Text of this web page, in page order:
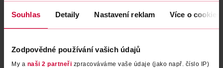
Souhlas Detaily Nastavení reklam Více o cookies
Zodpovědné používání vašich údajů
My a naši 2 partneři zpracováváme vaše údaje (jako např. číslo IP)
Podobné produkty